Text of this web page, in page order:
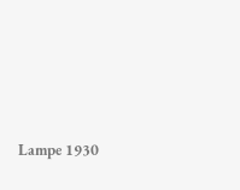
Lampe 1930